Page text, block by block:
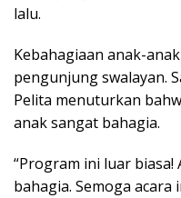
lalu.
Kebahagiaan anak-
pengunjung swalayan.
Pelita menuturkan
anak sangat bahagia.
“Program ini luar
bahagia. Semoga